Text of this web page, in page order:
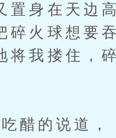
置身在天边
火球想要
将我搂住，
醋的说道，